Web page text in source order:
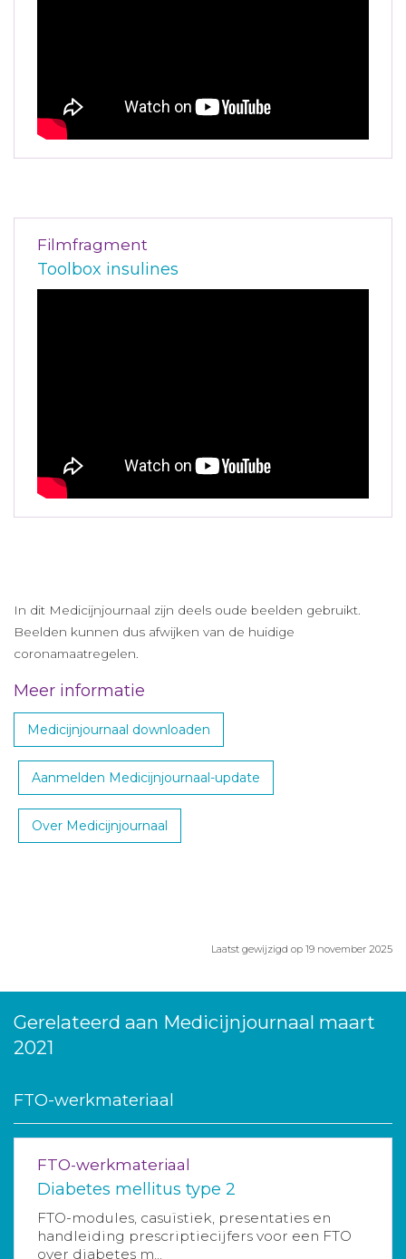
Filmfragment
Toolbox insulines
In dit Medicijnjournaal zijn deels oude beelden gebruikt.
Beelden kunnen dus afwijken van de huidige
coronamaatregelen.
Meer informatie
Medicijnjournaal downloaden
Aanmelden Medicijnjournaal-update
Over Medicijnjournaal
Laatst gewijzigd op 19 november 2025
Gerelateerd aan Medicijnjournaal maart
2021
FTO-werkmateriaal
FTO-werkmateriaal
Diabetes mellitus type 2
FTO-modules, casuïstiek, presentaties en
handleiding prescriptiecijfers voor een FTO
over diabetes m...